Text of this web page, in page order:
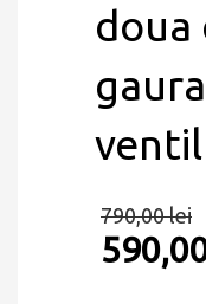
doua
790,00lei